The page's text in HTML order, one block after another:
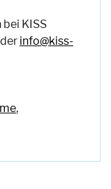
KISS
info@kiss-
,